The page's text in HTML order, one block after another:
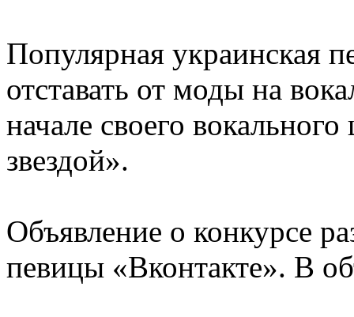
Популярная украинская
отставать от моды на
начале своего
звездой».
Объявление о конкурсе
певицы «Вконтакте». В